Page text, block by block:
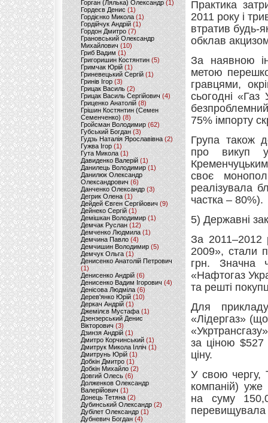
Горган (Лялька) Олександр(1)
Гордеєв Денис (1)
Гордієнко Микола (1)
Гордійчук Андрій (1)
Гордон Дмитро (7)
Грановський Олександр
Михайлович (10)
Гриб Вадим (1)
Григоришин Костянтин (5)
Гримчак Юрій(1)
Гриневецький Сергій(1)
Гринів Ігор (3)
Грицак Василь (2)
Грицак Василь Сергійович (4)
Гриценко Анатолій (8)
Грішин Костянтин (Семен
Семенченко)(8)
Гройсман Володимир(62)
Губський Богдан (3)
Гудзь Наталія Ярославівна(2)
Гужва Ігор (1)
Гута Микола (1)
Давиденко Валерій (1)
Данилець Володимир(1)
Данилюк Олександр
Олександрович (6)
Данченко Олександр (3)
Дегрик Олена(1)
Дейдей Євген Сергійович(9)
Дейнеко Сергій (1)
Демішкан Володимир(1)
Демчак Руслан (12)
Демченко Людмила (1)
Демчина Павло (4)
Демчишин Володимир (5)
Демчук Ольга(1)
Денисенко Анатолій Петрович
(1)
Денисенко Андрій (6)
Денисенко Вадим Ігорович (4)
Денісова Людміла(6)
Дерев'янко Юрій(10)
Деркач Андрій(1)
Джемілєв Мустафа (1)
Дзензерський Денис
Вікторович (3)
Дзинзя Андрій (1)
Дмитро Корчинський (1)
Дмитрук Микола Ілліч (1)
Дмитрунь Юрій (1)
Добкін Дмитро(1)
Добкін Михайло (2)
Довгий Олесь (6)
Долженков Олександр
Валерійович (1)
Донець Тетяна (2)
Дубинський Олександр(2)
Дубілет Олександр (1)
Дубневич Богдан (4)
Практика
2011 року і
втратив будь-
обклав
За наявною
метою
гравцями,
сьогодні
75% імпорту
Група також
про викуп
своє
реалізувала
частка – 80%).
5) Державні
За 2011–2012
2009», стали
грн. Значна
«Нафтогаз
та решті
Для
«Лідергаз»
за ціною
ціну.
У свою чергу,
компаній) уже
на суму
перевищувала